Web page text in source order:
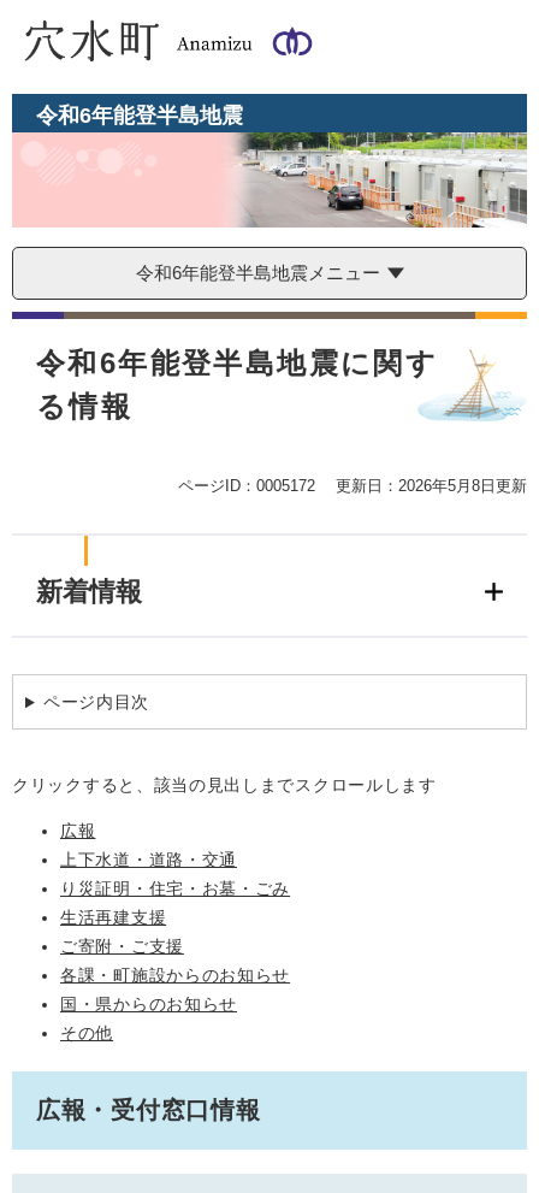
頭
飛
令和6年能登半島地震
令和6年能登半島地震メニュー
本
令和6年能登半島地震に関す
る情報
ページID：0005172 更新日：2026年5月8日更新
新着情報
ページ内目次
クリックすると、該当の見出しまでスクロールします
広報
上下水道・道路・交通
り災証明・住宅・お墓・ごみ
生活再建支援
ご寄附・ご支援
各課・町施設からのお知らせ
国・県からのお知らせ
その他
広報・受付窓口情報